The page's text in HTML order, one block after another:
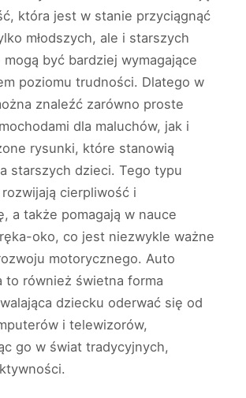
która jest w stanie przyciągnąć
młodszych, ale i starszych
być bardziej wymagające
poziomu trudności. Dlatego w
znaleźć zarówno proste
dla maluchów, jak i
rysunki, które stanowią
starszych dzieci. Tego typu
cierpliwość i
a także pomagają w nauce
oko, co jest niezwykle ważne
motorycznego. Auto
to również świetna forma
dziecku oderwać się od
i telewizorów,
go w świat tradycyjnych,